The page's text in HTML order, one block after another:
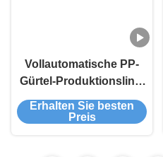
Vollautomatische PP-
Gürtel-Produktionslinie
für Produktionsanlagen
Erhalten Sie besten
Preis